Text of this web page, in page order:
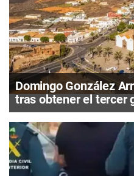
Domingo González
tras obtener el tercer